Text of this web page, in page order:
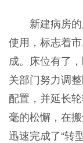
新建病房的
使用，标志着
成。床位有了
关部门努力调
配置，并延长
毫的松懈，在
迅速完成了“转型